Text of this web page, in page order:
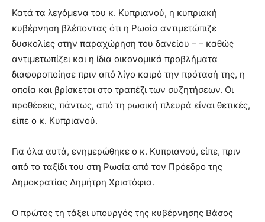
Κατά τα λεγόμενα του κ. Κυπριανού, η κυπριακή
κυβέρνηση βλέποντας ότι η Ρωσία αντιμετώπιζε
δυσκολίες στην παραχώρηση του δανείου – – καθώς
αντιμετωπίζει και η ίδια οικονομικά προβλήματα
διαφοροποίησε πριν από λίγο καιρό την πρότασή της, η
οποία και βρίσκεται στο τραπέζι των συζητήσεων. Οι
προθέσεις, πάντως, από τη ρωσική πλευρά είναι θετικές,
είπε ο κ. Κυπριανού.
Για όλα αυτά, ενημερώθηκε ο κ. Κυπριανού, είπε, πριν
από το ταξίδι του στη Ρωσία από τον Πρόεδρο της
Δημοκρατίας Δημήτρη Χριστόφια.
Ο πρώτος τη τάξει υπουργός της κυβέρνησης Βάσος